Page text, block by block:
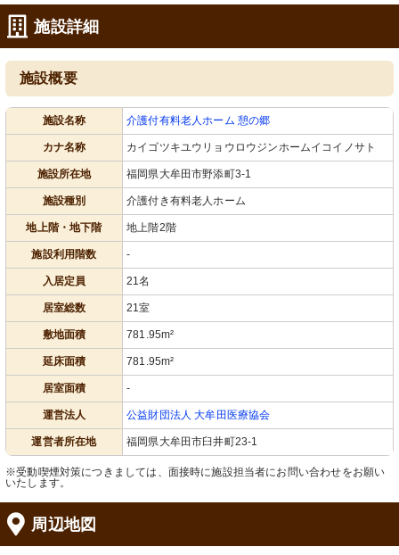
施設詳細
施設概要
施設名称 介護付有料老人ホーム 憩の郷
カナ名称 カイゴツキユウリョウロウジンホームイコイノサト
施設所在地 福岡県大牟田市野添町3-1
施設種別 介護付き有料老人ホーム
地上階・地下階 地上階2階
施設利用階数 -
入居定員 21名
居室総数 21室
敷地面積 781.95m²
延床面積 781.95m²
居室面積 -
運営法人 公益財団法人 大牟田医療協会
運営者所在地 福岡県大牟田市臼井町23-1
※受動喫煙対策につきましては、面接時に施設担当者にお問い合わせをお願い
いたします。
周辺地図